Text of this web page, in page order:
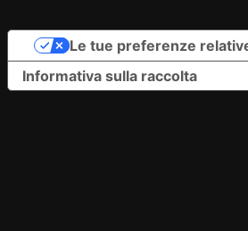
Informativa sulla raccolta
Le tue preferenze